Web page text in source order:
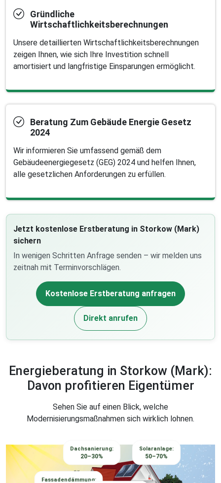
Gründliche
Wirtschaftlichkeitsberechnungen
Unsere detaillierten Wirtschaftlichkeitsberechnungen
zeigen Ihnen, wie sich Ihre Investition schnell
amortisiert und langfristige Einsparungen ermöglicht.
Beratung Zum Gebäude Energie Gesetz
2024
Wir informieren Sie umfassend gemäß dem
Gebäudeenergiegesetz (GEG) 2024 und helfen Ihnen,
alle gesetzlichen Anforderungen zu erfüllen.
Jetzt kostenlose Erstberatung in Storkow (Mark)
sichern
In wenigen Schritten Anfrage senden – wir melden uns
zeitnah mit Terminvorschlägen.
Kostenlose Erstberatung anfragen
Direkt anrufen
Energieberatung in Storkow (Mark):
Davon profitieren Eigentümer
Sehen Sie auf einen Blick, welche
Modernisierungsmaßnahmen sich wirklich lohnen.
Dachsanierung:
20–30%
Solaranlage:
50–70%
Fassadendämmung: